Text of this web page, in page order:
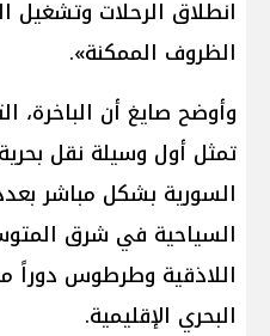
انطلاق الرحلات
الظروف الممكنة».
تمثل أول وسيلة نقل
السورية بشكل مباشر
السياحية في شرق
اللاذقية وطرطوس دوراً
البحري الإقليمية.